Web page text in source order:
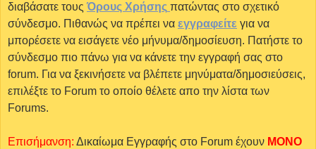
διαβάσατε τους Όρους Χρήσης πατώντας στο σχετικό
σύνδεσμο. Πιθανώς να πρέπει να εγγραφείτε για να
μπορέσετε να εισάγετε νέο μήνυμα/δημοσίευση. Πατήστε το
σύνδεσμο πιο πάνω για να κάνετε την εγγραφή σας στο
forum. Για να ξεκινήσετε να βλέπετε μηνύματα/δημοσιεύσεις,
επιλέξτε το Forum το οποίο θέλετε απο την λίστα των
Forums.
Επισήμανση: Δικαίωμα Εγγραφής στο Forum έχουν MONO